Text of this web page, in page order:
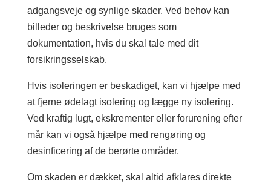
adgangsveje og synlige skader. Ved behov kan
billeder og beskrivelse bruges som
dokumentation, hvis du skal tale med dit
forsikringsselskab.
Hvis isoleringen er beskadiget, kan vi hjælpe med
at fjerne ødelagt isolering og lægge ny isolering.
Ved kraftig lugt, ekskrementer eller forurening efter
mår kan vi også hjælpe med rengøring og
desinficering af de berørte områder.
Om skaden er dækket, skal altid afklares direkte